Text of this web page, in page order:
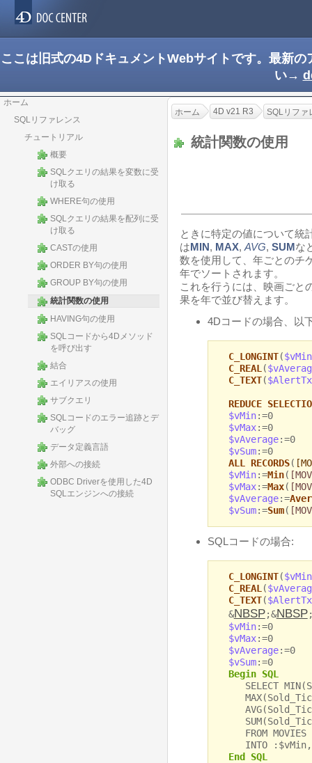
ここは旧式の4DドキュメントWebサイトです。最新
い→
ホーム
SQLリファレンス
チュートリアル
概要
SQLクエリの結果を変数に受
け取る
WHERE句の使用
SQLクエリの結果を配列に受
け取る
CASTの使用
ORDER BY句の使用
GROUP BY句の使用
統計関数の使用
HAVING句の使用
SQLコードから4Dメソッド
を呼び出す
結合
エイリアスの使用
サブクエリ
SQLコードのエラー追跡とデ
バッグ
データ定義言語
外部への接続
ODBC Driverを使用した4D
SQLエンジンへの接続
ホーム 4D v21 R3 SQLリファ
統計関数の使用
ときに特定の値について統
は MIN , MAX,AVG, SUM な
数を使用して、年ごとのチ
年でソートされます。
これを行うには、映画ごと
果を年で並び替えます。
4Dコードの場合、以
C_LONGINT($vMin
C_REAL(
C_TEXT(
REDUCE
$vMin:=0
$vMax:=0
$vAverage:=0
$vSum:=0
ALL RECORDS(
$vMin:=Min(
$vMax:=Max(
$vAverage:=
$vSum:=Sum(
SQLコードの場合:
C_LONGINT($vMin
C_REAL (
C_TEXT(
&NBSP;&NBSP
$vMin:=0
$vMax:=0
$vAverage:=0
$vSum:=0
Begin SQL
SELECT
FROM MOVIES
INTO :$vMin,
End SQL